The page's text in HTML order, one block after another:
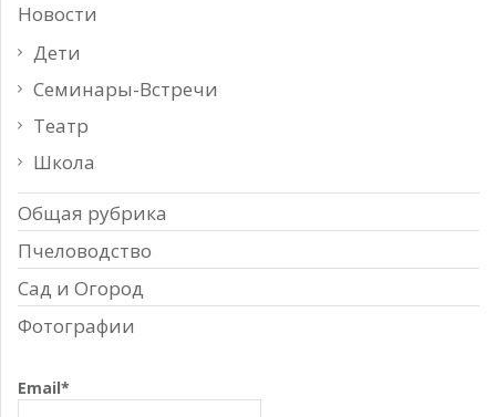
Новости
Дети
Семинары-Встречи
Театр
Школа
Общая рубрика
Пчеловодство
Сад и Огород
Фотографии
Email*